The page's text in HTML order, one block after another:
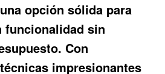
opción sólida para
funcionalidad sin
Con
impresionantes